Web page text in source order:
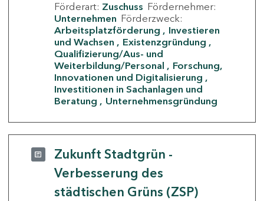
Förderart: Zuschuss Fördernehmer:
Unternehmen Förderzweck:
Arbeitsplatzförderung
Investieren
und Wachsen
Existenzgründung
Qualifizierung/Aus- und
Weiterbildung/Personal
Forschung,
Innovationen und Digitalisierung
Investitionen in Sachanlagen und
Beratung
Unternehmensgründung
Zukunft Stadtgrün -
Verbesserung des
städtischen Grüns (ZSP)